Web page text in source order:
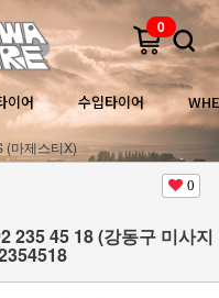
0
이어 수입타이어
(마제스티X)
0
235 45 18 (강동구 미사지